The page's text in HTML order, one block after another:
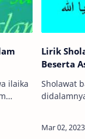
ilaika
Lirik
Beserta
Sholawat
shol…